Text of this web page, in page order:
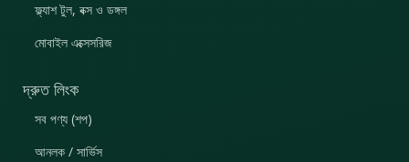
ফ্ল্যাশ টুল, বক্স ও ডঙ্গল
মোবাইল এক্সেসরিজ
দ্রুত লিংক
সব পণ্য (শপ)
আনলক / সার্ভিস